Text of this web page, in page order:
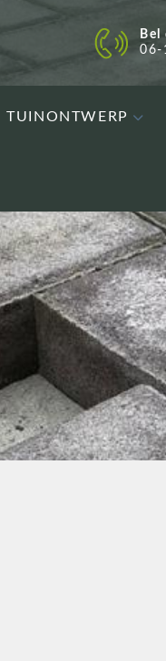
Bel
06-
TUINONTWERP